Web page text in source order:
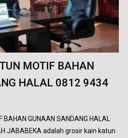
MOTIF BAHAN
HALAL 0812 9434
BAHAN GUNAAN SANDANG HALAL
JABABEKA adalah grosir kain katun